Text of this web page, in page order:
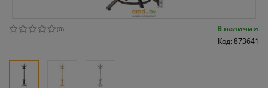
(0)
В наличии
Код: 873641